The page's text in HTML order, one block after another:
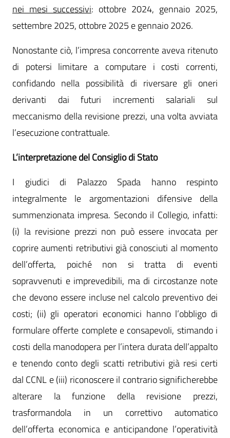
nei mesi successivi: ottobre 2024, gennaio 2025,
settembre 2025, ottobre 2025 e gennaio 2026.
Nonostante ciò, l’impresa concorrente aveva ritenuto
di potersi limitare a computare i costi correnti,
confidando nella possibilità di riversare gli oneri
derivanti dai futuri incrementi salariali sul
meccanismo della revisione prezzi, una volta avviata
l’esecuzione contrattuale.
L’interpretazione del Consiglio di Stato
I giudici di Palazzo Spada hanno respinto
integralmente le argomentazioni difensive della
summenzionata impresa. Secondo il Collegio, infatti:
(i) la revisione prezzi non può essere invocata per
coprire aumenti retributivi già conosciuti al momento
dell’offerta, poiché non si tratta di eventi
sopravvenuti e imprevedibili, ma di circostanze note
che devono essere incluse nel calcolo preventivo dei
costi; (ii) gli operatori economici hanno l’obbligo di
formulare offerte complete e consapevoli, stimando i
costi della manodopera per l’intera durata dell’appalto
e tenendo conto degli scatti retributivi già resi certi
dal CCNL e (iii) riconoscere il contrario significherebbe
alterare la funzione della revisione prezzi,
trasformandola in un correttivo automatico
dell’offerta economica e anticipandone l’operatività